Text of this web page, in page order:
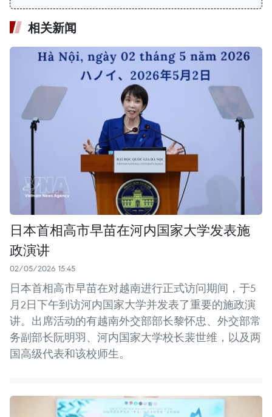
相关新闻
日本首相高市早苗在河内国家大学发表施
政演讲
02/05/2026 15:45
日本首相高市早苗在对越南进行正式访问期间，于5
月2日下午到访河内国家大学并发表了重要的施政演
讲。出席活动的有越南外交部部长黎怀忠、外交部常
务副部长阮明羽、河内国家大学校长裴世维，以及两
国高级代表和该校师生。